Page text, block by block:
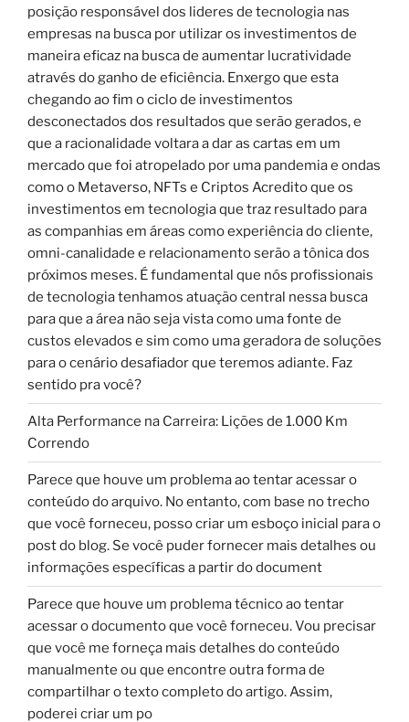
posição responsável dos lideres de tecnologia nas
empresas na busca por utilizar os investimentos de
maneira eficaz na busca de aumentar lucratividade
através do ganho de eficiência. Enxergo que esta
chegando ao fim o ciclo de investimentos
desconectados dos resultados que serão gerados, e
que a racionalidade voltara a dar as cartas em um
mercado que foi atropelado por uma pandemia e ondas
como o Metaverso, NFTs e Criptos Acredito que os
investimentos em tecnologia que traz resultado para
as companhias em áreas como experiência do cliente,
omni-canalidade e relacionamento serão a tônica dos
próximos meses. É fundamental que nós profissionais
de tecnologia tenhamos atuação central nessa busca
para que a área não seja vista como uma fonte de
custos elevados e sim como uma geradora de soluções
para o cenário desafiador que teremos adiante. Faz
sentido pra você?
Alta Performance na Carreira: Lições de 1.000 Km
Correndo
Parece que houve um problema ao tentar acessar o
conteúdo do arquivo. No entanto, com base no trecho
que você forneceu, posso criar um esboço inicial para o
post do blog. Se você puder fornecer mais detalhes ou
informações específicas a partir do document
Parece que houve um problema técnico ao tentar
acessar o documento que você forneceu. Vou precisar
que você me forneça mais detalhes do conteúdo
manualmente ou que encontre outra forma de
compartilhar o texto completo do artigo. Assim,
poderei criar um po